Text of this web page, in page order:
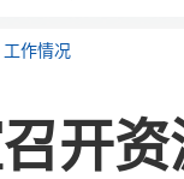
工作情况
开